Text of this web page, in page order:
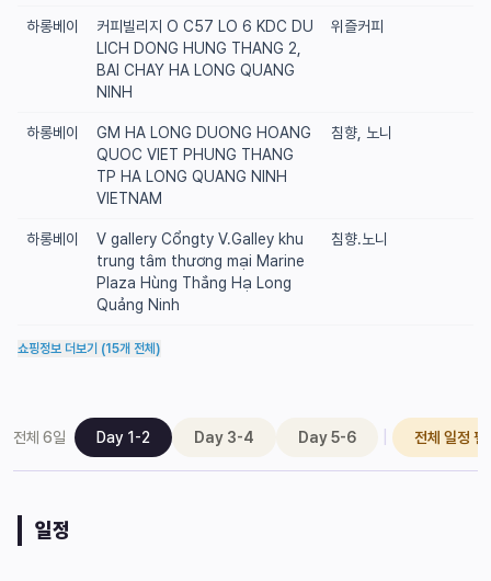
하롱베이
커피빌리지 O C57 LO 6 KDC DU
LICH DONG HUNG THANG 2,
BAI CHAY HA LONG QUANG
NINH
위즐커피
하롱베이
GM HA LONG DUONG HOANG
QUOC VIET PHUNG THANG
TP HA LONG QUANG NINH
VIETNAM
침향, 노니
하롱베이
V gallery Cổngty V.Galley khu
trung tâm thương mại Marine
Plaza Hùng Thắng Hạ Long
Quảng Ninh
침향.노니
쇼핑정보 더보기 (15개 전체)
전체 6일 Day 1-2 Day 3-4 Day 5-6 전체 일정 펼
일정